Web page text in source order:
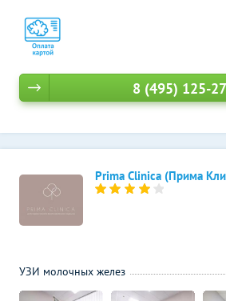
8 (495) 125-
Prima Clinica (Прима
УЗИ молочных желез